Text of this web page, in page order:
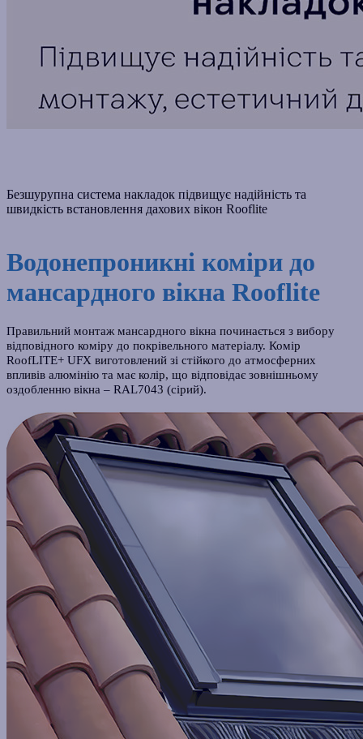
Безшурупна система накладок підвищує надійність та
швидкість встановлення дахових вікон Rooflite
Водонепроникні коміри до
мансардного вікна Rooflite
Правильний монтаж мансардного вікна починається з вибору
відповідного коміру до покрівельного матеріалу. Комір
RoofLITE+ UFX виготовлений зі стійкого до атмосферних
впливів алюмінію та має колір, що відповідає зовнішньому
оздобленню вікна – RAL7043 (сірий).